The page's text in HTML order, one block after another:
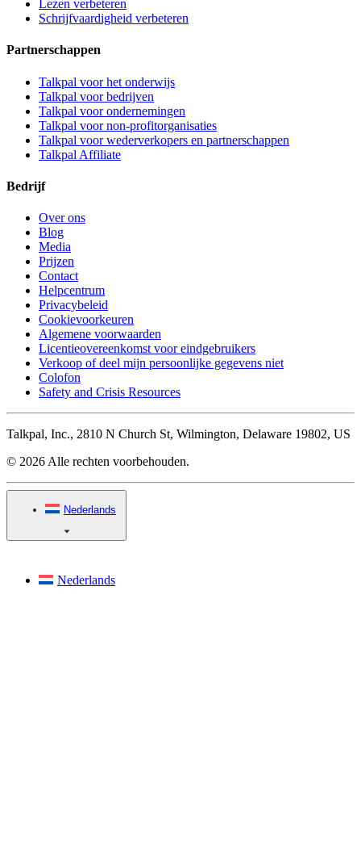
Lezen verbeteren
Schrijfvaardigheid verbeteren
Partnerschappen
Talkpal voor het onderwijs
Talkpal voor bedrijven
Talkpal voor ondernemingen
Talkpal voor non-profitorganisaties
Talkpal voor wederverkopers en partnerschappen
Talkpal Affiliate
Bedrijf
Over ons
Blog
Media
Prijzen
Contact
Helpcentrum
Privacybeleid
Cookievoorkeuren
Algemene voorwaarden
Licentieovereenkomst voor eindgebruikers
Verkoop of deel mijn persoonlijke gegevens niet
Colofon
Safety and Crisis Resources
Talkpal, Inc., 2810 N Church St, Wilmington, Delaware 19802, US
© 2026 Alle rechten voorbehouden.
Nederlands
Nederlands